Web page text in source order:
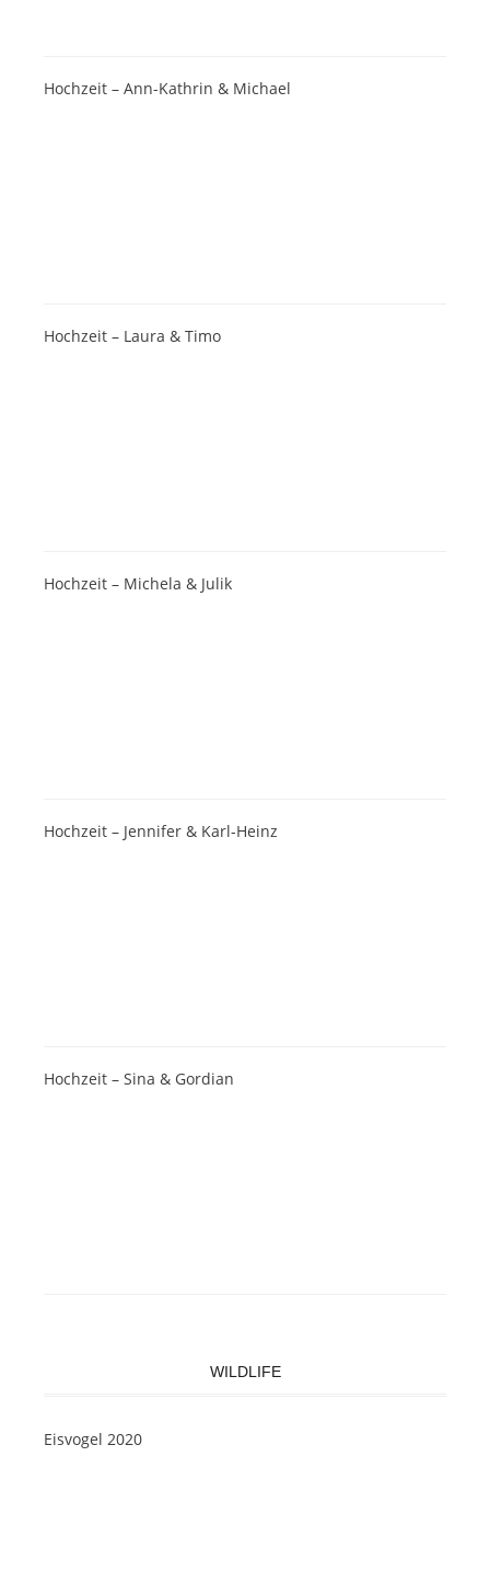
Hochzeit – Ann-Kathrin & Michael
Hochzeit – Laura & Timo
Hochzeit – Michela & Julik
Hochzeit – Jennifer & Karl-Heinz
Hochzeit – Sina & Gordian
WILDLIFE
Eisvogel 2020